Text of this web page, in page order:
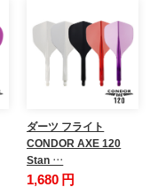
ダーツ フライト
CONDOR AXE 120
Stan …
1,680 円